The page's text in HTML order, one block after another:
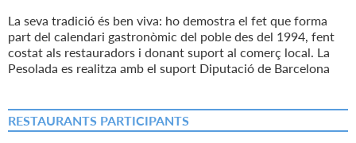
La seva tradició és ben viva: ho demostra el fet que forma
part del calendari gastronòmic del poble des del 1994, fent
costat als restauradors i donant suport al comerç local. La
Pesolada es realitza amb el suport Diputació de Barcelona
RESTAURANTS PARTICIPANTS